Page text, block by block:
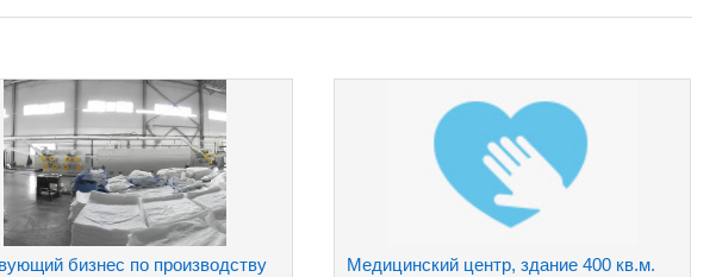
бизнес по производству
Медицинский центр, здание 400 кв.м.